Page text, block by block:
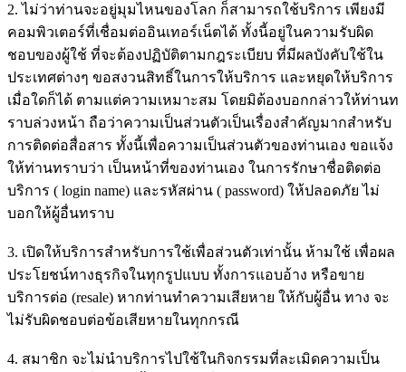
2. ไม่ว่าท่านจะอยู่มุมไหนของโลก ก็สามารถใช้บริการ เพียงมี
คอมพิวเตอร์ที่เชื่อมต่ออินเทอร์เน็ตได้ ทั้งนี้อยู่ในความรับผิด
ชอบของผู้ใช้ ที่จะต้องปฏิบัติตามกฎระเบียบ ที่มีผลบังคับใช้ใน
ประเทศต่างๆ ขอสงวนสิทธิ์ในการให้บริการ และหยุดให้บริการ
เมื่อใดก็ได้ ตามแต่ความเหมาะสม โดยมิต้องบอกกล่าวให้ท่านท
ราบล่วงหน้า ถือว่าความเป็นส่วนตัวเป็นเรื่องสำคัญมากสำหรับ
การติดต่อสื่อสาร ทั้งนี้เพื่อความเป็นส่วนตัวของท่านเอง ขอแจ้ง
ให้ท่านทราบว่า เป็นหน้าที่ของท่านเอง ในการรักษาชื่อติดต่อ
บริการ ( login name) และรหัสผ่าน ( password) ให้ปลอดภัย ไม่
บอกให้ผู้อื่นทราบ
3. เปิดให้บริการสำหรับการใช้เพื่อส่วนตัวเท่านั้น ห้ามใช้ เพื่อผล
ประโยชน์ทางธุรกิจในทุกรูปแบบ ทั้งการแอบอ้าง หรือขาย
บริการต่อ (resale) หากท่านทำความเสียหาย ให้กับผู้อื่น ทาง จะ
ไม่รับผิดชอบต่อข้อเสียหายในทุกกรณี
4. สมาชิก จะไม่นำบริการไปใช้ในกิจกรรมที่ละเมิดความเป็น